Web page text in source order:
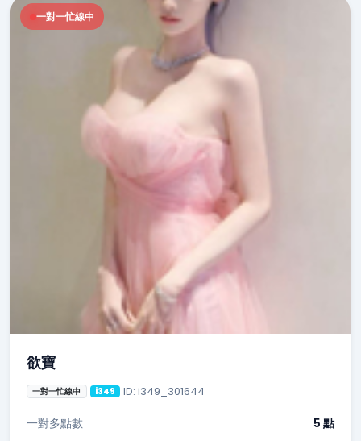
一對一忙線中
欲寶
一對一忙線中 i349 ID: i349_301644
一對多點數
5 點